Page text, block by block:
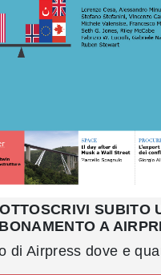
SUBITO
A
di Airpress dove e